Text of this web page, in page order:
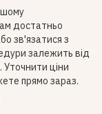
достатньо
зв'язатися з
залежить від
Уточнити ціни
прямо зараз.